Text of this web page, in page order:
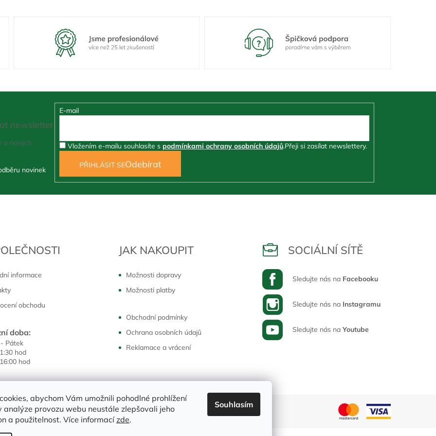
abychom Vám umožnili pohodlné prohlížení
analýze provozu webu neustále zlepšovali jeho
a použitelnost. Více informacízde.
Souhlasím
informace
obchodu
doba:
Pátek
hod
hod
JAK NAKOUPIT
Možnosti dopravy
Možnosti platby
Obchodní podmínky
Ochrana osobních údajů
Reklamace a vrácení
SOCIÁLNÍ SÍTĚ
Sledujte nás na Facebooku
Sledujte nás na Instagramu
Sledujte nás na Youtube
newsletter
o nových
E-mail
Vložením e-mailu souhlasíte s podmínkami ochrany osobních údajů.Přeji si zasílat newslettery.
PŘIHLÁSIT SE